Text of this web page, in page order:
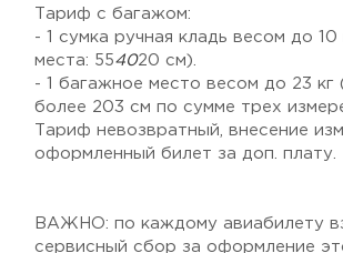
Тариф с багажом:
- 1 сумка ручная кладь весом до 10
места: 554020 см).
- 1 багажное место весом до 23 кг
более 203 см по сумме трех
Тариф невозвратный, внесение
оформленный билет за доп. плату.
ВАЖНО: по каждому авиабилету
сервисный сбор за оформление